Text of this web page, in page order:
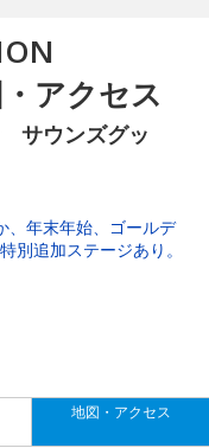
アクセス
サウンズグッ
、年末年始、ゴールデ
別追加ステージあり。
地図・アクセス